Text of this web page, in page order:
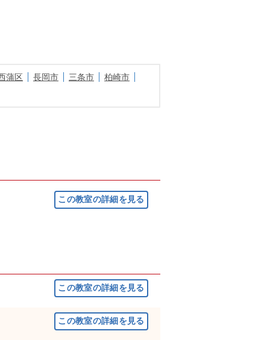
蒲区 長岡市 三条市 柏崎市